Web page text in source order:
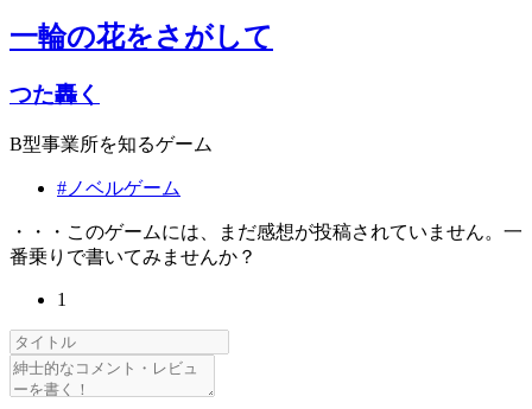
一輪の花をさがして
つた轟く
B型事業所を知るゲーム
#ノベルゲーム
・・・このゲームには、まだ感想が投稿されていません。一
番乗りで書いてみませんか？
1